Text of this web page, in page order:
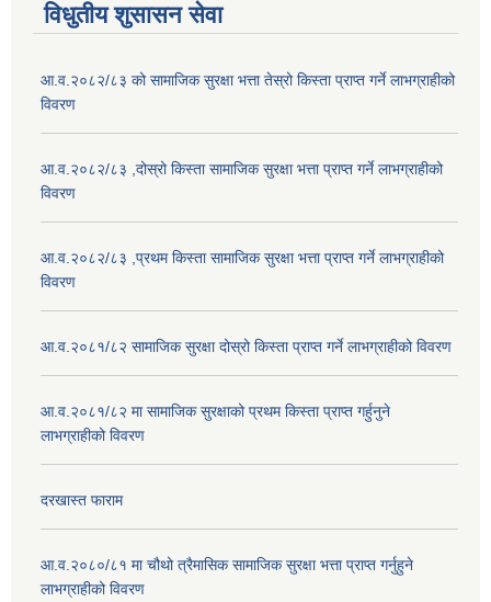
विधुतीय शुसासन सेवा
आ.व.२०८२/८३ को सामाजिक सुरक्षा भत्ता तेस्रो किस्ता प्राप्त गर्ने लाभग्राहीको
विवरण
आ.व.२०८२/८३ ,दोस्रो किस्ता सामाजिक सुरक्षा भत्ता प्राप्त गर्ने लाभग्राहीको
विवरण
आ.व.२०८२/८३ ,प्रथम किस्ता सामाजिक सुरक्षा भत्ता प्राप्त गर्ने लाभग्राहीको
विवरण
आ.व.२०८१/८२ सामाजिक सुरक्षा दोस्रो किस्ता प्राप्त गर्ने लाभग्राहीको विवरण
आ.व.२०८१/८२ मा सामाजिक सुरक्षाको प्रथम किस्ता प्राप्त गर्हुनुने
लाभग्राहीको विवरण
दरखास्त फाराम
आ.व.२०८०/८१ मा चौथो त्रैमासिक सामाजिक सुरक्षा भत्ता प्राप्त गर्नुहुने
लाभग्राहीको विवरण